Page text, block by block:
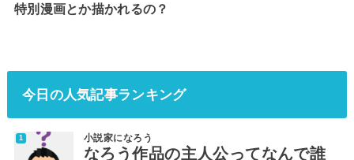
特別漫画とか描かれるの？
今日の人気記事ランキング
小説家になろう
なろう作品の主人公ってなんで誰